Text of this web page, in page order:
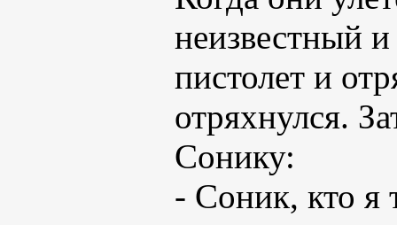
неизвестный
пистолет и
отряхнулся.
Сонику:
- Соник, кто я